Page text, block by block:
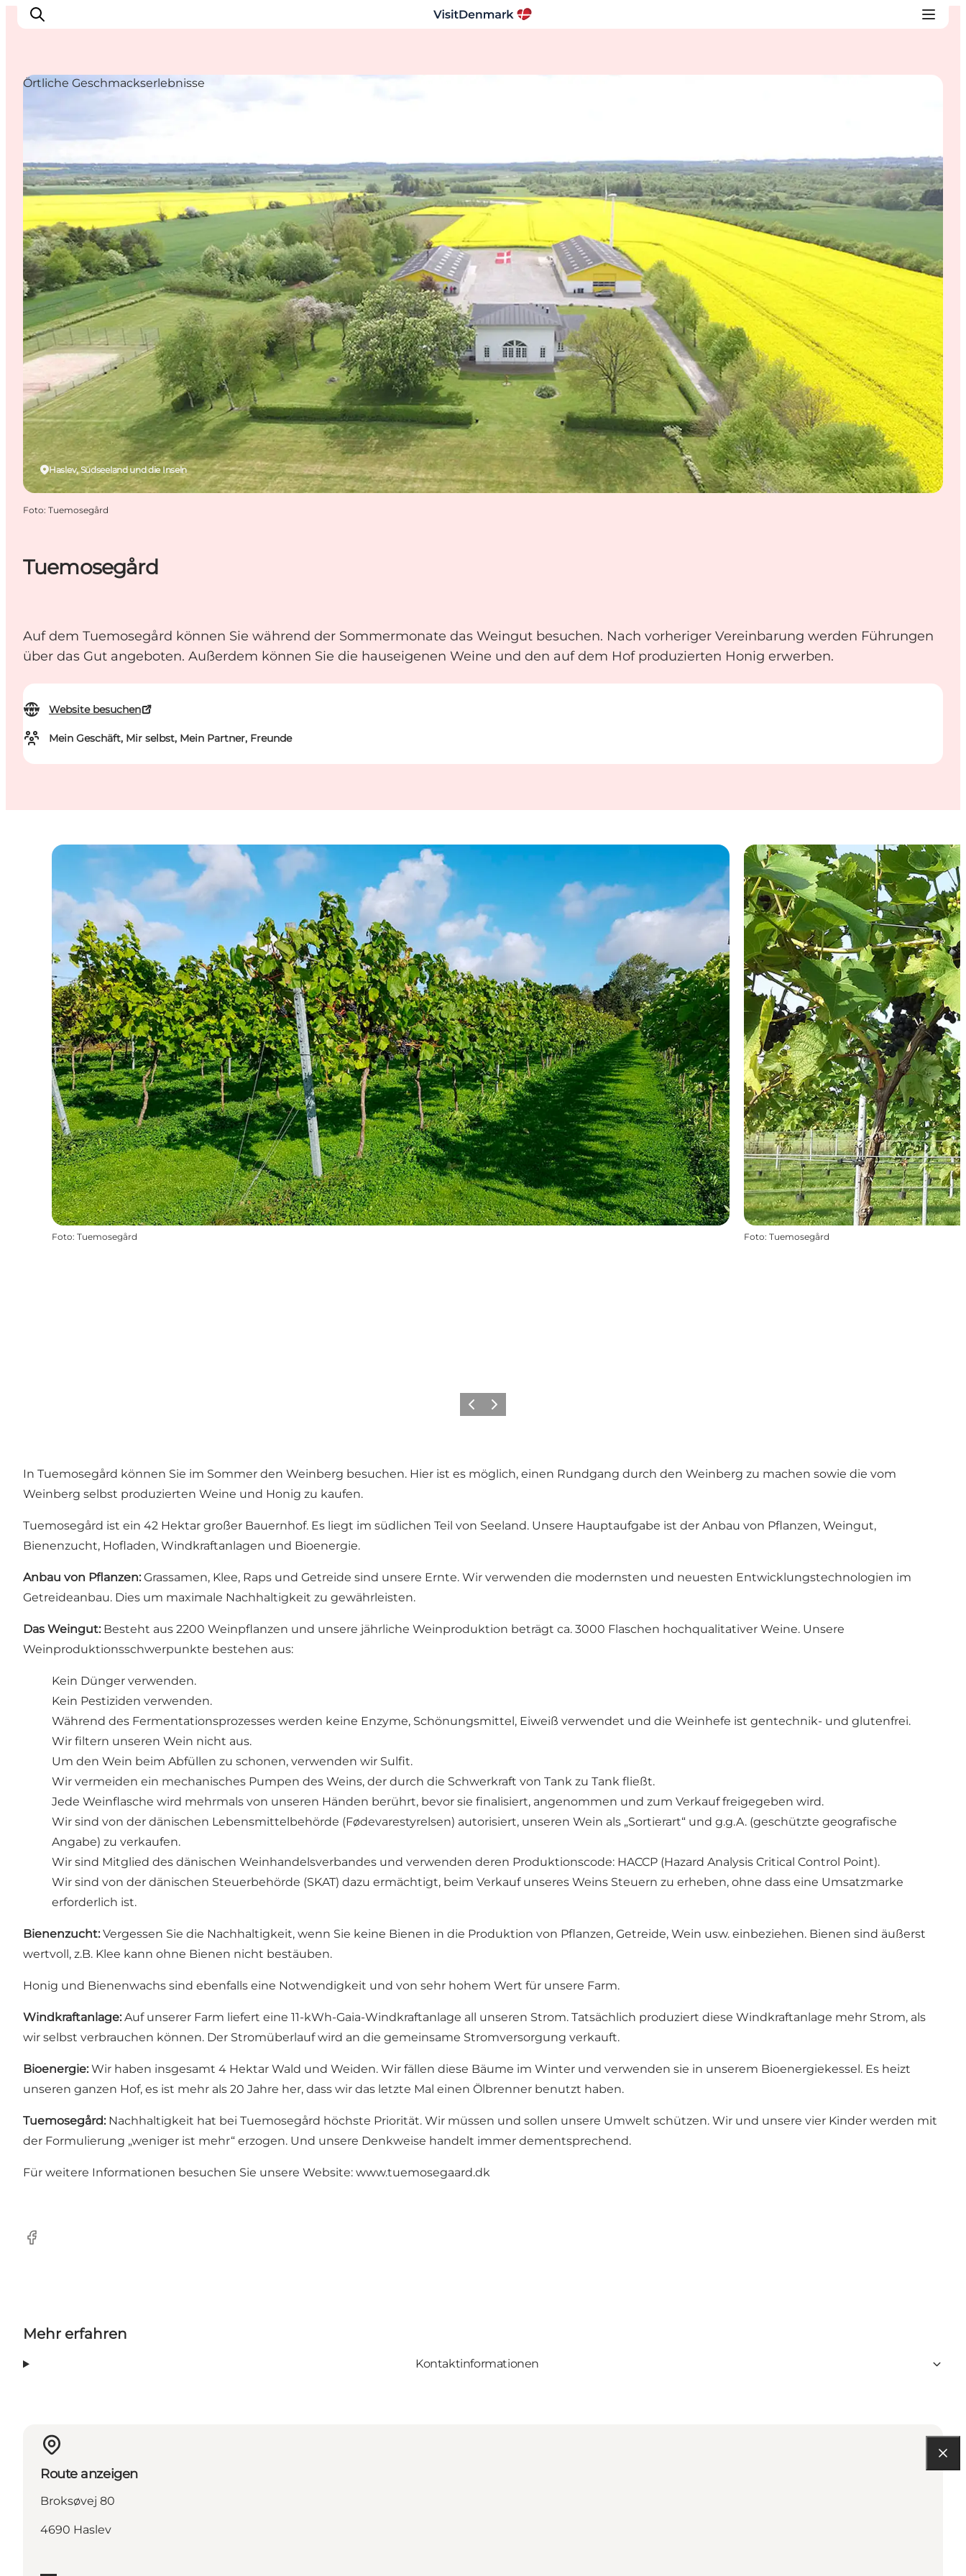
Regionen
Erlebnisse
Unterkünfte
Reiseplanung
Tuemosegård
Auf dem Tuemosegård können Sie während der Sommermonate das Weingut besuchen. Nach vorheriger Vereinbarung werden Führungen
über das Gut angeboten. Außerdem können Sie die hauseigenen Weine und den auf dem Hof produzierten Honig erwerben.
Website besuchen
Mein Geschäft, Mir selbst, Mein Partner, Freunde
Haslev, Südseeland und die Inseln
Örtliche Geschmackserlebnisse
Foto: Tuemosegård
Foto: Tuemosegård Foto: Tuemosegård
ZurückWeiter
In Tuemosegård können Sie im Sommer den Weinberg besuchen. Hier ist es möglich, einen Rundgang durch den Weinberg zu machen sowie die vom
Weinberg selbst produzierten Weine und Honig zu kaufen.
Tuemosegård ist ein 42 Hektar großer Bauernhof. Es liegt im südlichen Teil von Seeland. Unsere Hauptaufgabe ist der Anbau von Pflanzen, Weingut,
Bienenzucht, Hofladen, Windkraftanlagen und Bioenergie.
Anbau von Pflanzen: Grassamen, Klee, Raps und Getreide sind unsere Ernte. Wir verwenden die modernsten und neuesten Entwicklungstechnologien im
Getreideanbau. Dies um maximale Nachhaltigkeit zu gewährleisten.
Das Weingut: Besteht aus 2200 Weinpflanzen und unsere jährliche Weinproduktion beträgt ca. 3000 Flaschen hochqualitativer Weine. Unsere
Weinproduktionsschwerpunkte bestehen aus:
Kein Dünger verwenden.
Kein Pestiziden verwenden.
Während des Fermentationsprozesses werden keine Enzyme, Schönungsmittel, Eiweiß verwendet und die Weinhefe ist gentechnik- und glutenfrei.
Wir filtern unseren Wein nicht aus.
Um den Wein beim Abfüllen zu schonen, verwenden wir Sulfit.
Wir vermeiden ein mechanisches Pumpen des Weins, der durch die Schwerkraft von Tank zu Tank fließt.
Jede Weinflasche wird mehrmals von unseren Händen berührt, bevor sie finalisiert, angenommen und zum Verkauf freigegeben wird.
Wir sind von der dänischen Lebensmittelbehörde (Fødevarestyrelsen) autorisiert, unseren Wein als „Sortierart“ und g.g.A. (geschützte geografische
Angabe) zu verkaufen.
Wir sind Mitglied des dänischen Weinhandelsverbandes und verwenden deren Produktionscode: HACCP (Hazard Analysis Critical Control Point).
Wir sind von der dänischen Steuerbehörde (SKAT) dazu ermächtigt, beim Verkauf unseres Weins Steuern zu erheben, ohne dass eine Umsatzmarke
erforderlich ist.
Bienenzucht: Vergessen Sie die Nachhaltigkeit, wenn Sie keine Bienen in die Produktion von Pflanzen, Getreide, Wein usw. einbeziehen. Bienen sind äußerst
wertvoll, z.B. Klee kann ohne Bienen nicht bestäuben.
Honig und Bienenwachs sind ebenfalls eine Notwendigkeit und von sehr hohem Wert für unsere Farm.
Windkraftanlage: Auf unserer Farm liefert eine 11-kWh-Gaia-Windkraftanlage all unseren Strom. Tatsächlich produziert diese Windkraftanlage mehr Strom, als
wir selbst verbrauchen können. Der Stromüberlauf wird an die gemeinsame Stromversorgung verkauft.
Bioenergie: Wir haben insgesamt 4 Hektar Wald und Weiden. Wir fällen diese Bäume im Winter und verwenden sie in unserem Bioenergiekessel. Es heizt
unseren ganzen Hof, es ist mehr als 20 Jahre her, dass wir das letzte Mal einen Ölbrenner benutzt haben.
Tuemosegård: Nachhaltigkeit hat bei Tuemosegård höchste Priorität. Wir müssen und sollen unsere Umwelt schützen. Wir und unsere vier Kinder werden mit
der Formulierung „weniger ist mehr“ erzogen. Und unsere Denkweise handelt immer dementsprechend.
Für weitere Informationen besuchen Sie unsere Website: www.tuemosegaard.dk
Facebook
Mehr erfahren
Kontaktinformationen
Route anzeigen
Broksøvej 80
4690 Haslev